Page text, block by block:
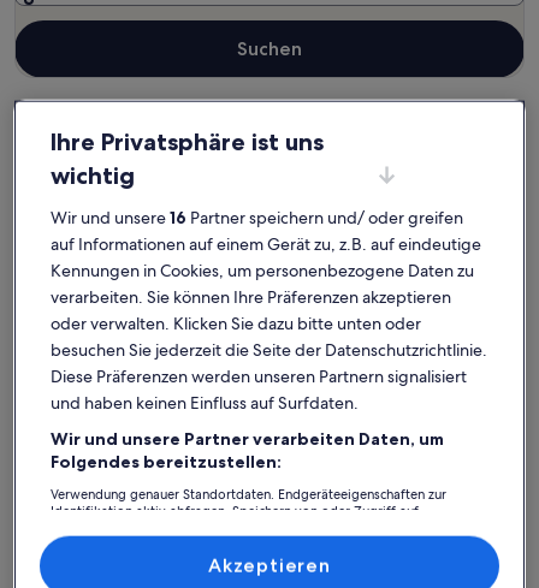
Suchen
Ferienunterkünfte am Meer in Ostseebad Ahrenshoop
Ostseebad Ahrenshoop:
Entdecke Ferienunterkünfte mit
Blick aufs Meer
Weitere Infos zu Schilfhus Ahrenshoop, moderne Weitere
Ihre Privatsphäre ist uns
wichtig
Wir und unsere16 Partner speichern und/ oder greifen
auf Informationen auf einem Gerät zu, z.B. auf eindeutige
Kennungen in Cookies, um personenbezogene Daten zu
verarbeiten. Sie können Ihre Präferenzen akzeptieren
oder verwalten. Klicken Sie dazu bitte unten oder
besuchen Sie jederzeit die Seite der Datenschutzrichtlinie.
Diese Präferenzen werden unseren Partnern signalisiert
und haben keinen Einfluss auf Surfdaten.
Wir und unsere Partner verarbeiten Daten, um
Folgendes bereitzustellen:
Verwendung genauer Standortdaten. Endgeräteeigenschaften zur
Identifikation aktiv abfragen. Speichern von oder Zugriff auf
Inhalte, Messung von Werbeleistung und der Performance von Inhalten,
Zielgruppenforschung sowie Entwicklung und Verbesserung von
Akzeptieren